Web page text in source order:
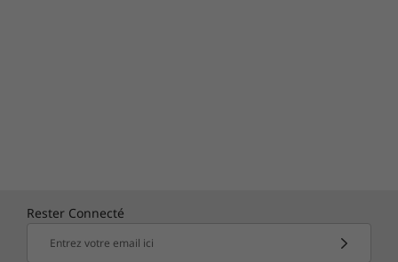
Rester Connecté
Entrez votre email ici